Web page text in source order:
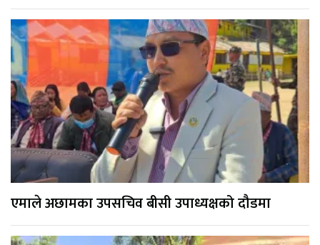
एमाले अछामका उपसचिव बीसी उपाध्यक्षको दौडमा